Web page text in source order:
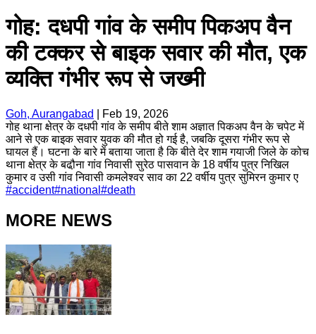
गोह: दधपी गांव के समीप पिकअप वैन
की टक्कर से बाइक सवार की मौत, एक
व्यक्ति गंभीर रूप से जख्मी
Goh, Aurangabad
Feb 19, 2026
गोह थाना क्षेत्र के दधपी गांव के समीप बीते शाम अज्ञात पिकअप वैन के चपेट में
आने से एक बाइक सवार युवक की मौत हो गई है, जबकि दूसरा गंभीर रूप से
घायल हैं। घटना के बारे में बताया जाता है कि बीते देर शाम गयाजी जिले के कोच
थाना क्षेत्र के बढौ़ना गांव निवासी सुरेठ पासवान के 18 वर्षीय पुत्र निखिल
कुमार व उसी गांव निवासी कमलेश्वर साव का 22 वर्षीय पुत्र सुमिरन कुमार ए
#accident#national #death
MORE NEWS